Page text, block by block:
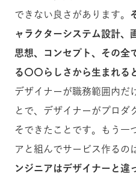
できない良さがあります。
ャラクターシステム設計、
思想、コンセプト、その全
る〇〇らしさから生まれる
デザイナーが職務範囲内だ
とで、デザイナーがプロダ
そできたことです。もう一
アと組んでサービス作るの
ンジニアはデザイナーと違